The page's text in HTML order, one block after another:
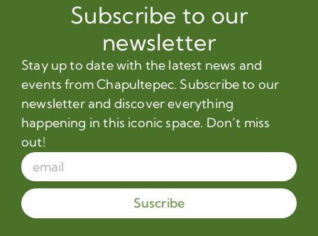
Subscribe to our
newsletter
Stay up to date with the latest news and
events from Chapultepec. Subscribe to our
newsletter and discover everything
happening in this iconic space. Don’t miss
out!
Suscribe